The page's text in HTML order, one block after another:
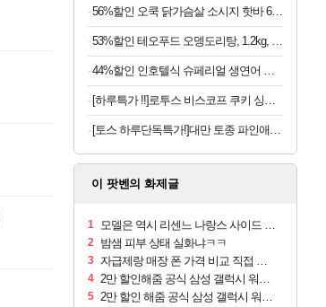
56%할인 오쿡 닭가슴살 소시지 핫바 6종, 70g, 12개
53%할인 테오푸드 오뎅도리탕, 1.2kg, 1개
44%할인 인호텔식 슈페리얼 생연어 회필렛, 1kg, 1팩
[하루특가 !!]로투스 비스코프 쿠키 싱글팩 50P, 312.5g, 6개
[토스 하루단독특가!]대만 토종 파인애플 펑리수, 180g, 2박스
이 팟벤의 화제글
1 모델은 역시 리센느 나랑스 사이드 1.25L 1박스
2 밤샘 피부 상태 실화냐ㅋㅋ
3 자급제랑 매장 폰 가격 비교 직접 안가도 되네요
4 2만 할인해줌 공식 삼성 갤럭시 워치9 크림, 40mm, 블루투스
5 2만 할인 해줌 공식 삼성 갤럭시 워치9 실버, 44mm, 블루투스